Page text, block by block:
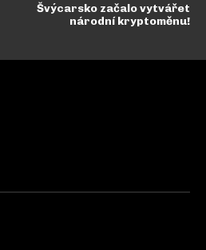
Švýcarsko začalo vytvářet
národní kryptoměnu!